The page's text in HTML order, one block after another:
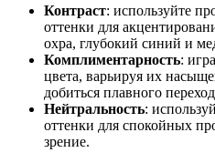
Контраст: используйте
оттенки для
охра, глубокий синий и
Комплиментарность:
цвета, варьируя их
добиться плавного
Нейтральность:
оттенки для спокойных
зрение.